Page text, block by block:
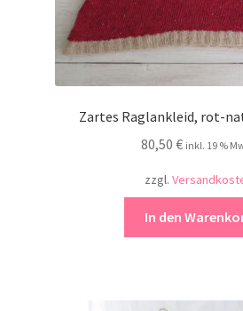
Zartes Raglankleid, rot-
80,50 € inkl. 19 %
zzgl.
In den